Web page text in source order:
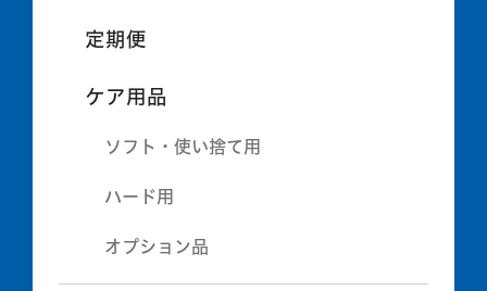
定期便
ケア用品
ソフト・使い捨て用
ハード用
オプション品